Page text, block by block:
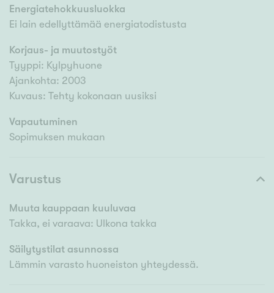
Energiatehokkuusluokka
Ei lain edellyttämää energiatodistusta
Korjaus- ja muutostyöt
Tyyppi: Kylpyhuone
Ajankohta: 2003
Kuvaus: Tehty kokonaan uusiksi
Vapautuminen
Sopimuksen mukaan
Varustus
Muuta kauppaan kuuluvaa
Takka, ei varaava: Ulkona takka
Säilytystilat asunnossa
Lämmin varasto huoneiston yhteydessä.